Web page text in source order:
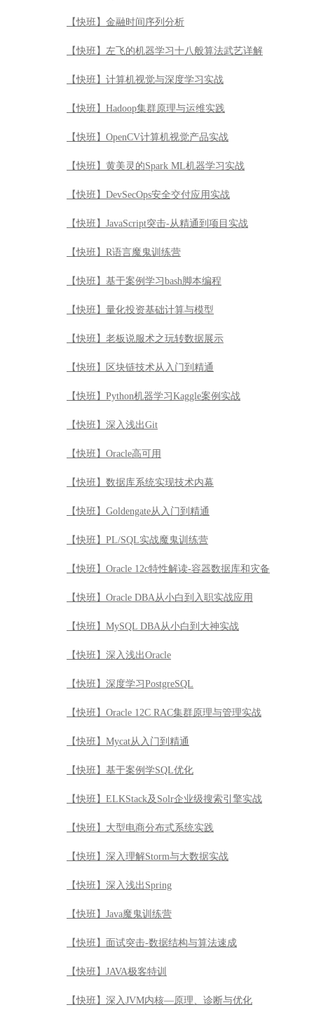
【快班】金融时间序列分析
【快班】左飞的机器学习十八般算法武艺详解
【快班】计算机视觉与深度学习实战
【快班】Hadoop集群原理与运维实践
【快班】OpenCV计算机视觉产品实战
【快班】黄美灵的Spark ML机器学习实战
【快班】DevSecOps安全交付应用实战
【快班】JavaScript突击-从精通到项目实战
【快班】R语言魔鬼训练营
【快班】基于案例学习bash脚本编程
【快班】量化投资基础计算与模型
【快班】老板说服术之玩转数据展示
【快班】区块链技术从入门到精通
【快班】Python机器学习Kaggle案例实战
【快班】深入浅出Git
【快班】Oracle高可用
【快班】数据库系统实现技术内幕
【快班】Goldengate从入门到精通
【快班】PL/SQL实战魔鬼训练营
【快班】Oracle 12c特性解读-容器数据库和灾备
【快班】Oracle DBA从小白到入职实战应用
【快班】MySQL DBA从小白到大神实战
【快班】深入浅出Oracle
【快班】深度学习PostgreSQL
【快班】Oracle 12C RAC集群原理与管理实战
【快班】Mycat从入门到精通
【快班】基于案例学SQL优化
【快班】ELKStack及Solr企业级搜索引擎实战
【快班】大型电商分布式系统实践
【快班】深入理解Storm与大数据实战
【快班】深入浅出Spring
【快班】Java魔鬼训练营
【快班】面试突击-数据结构与算法速成
【快班】JAVA极客特训
【快班】深入JVM内核—原理、诊断与优化